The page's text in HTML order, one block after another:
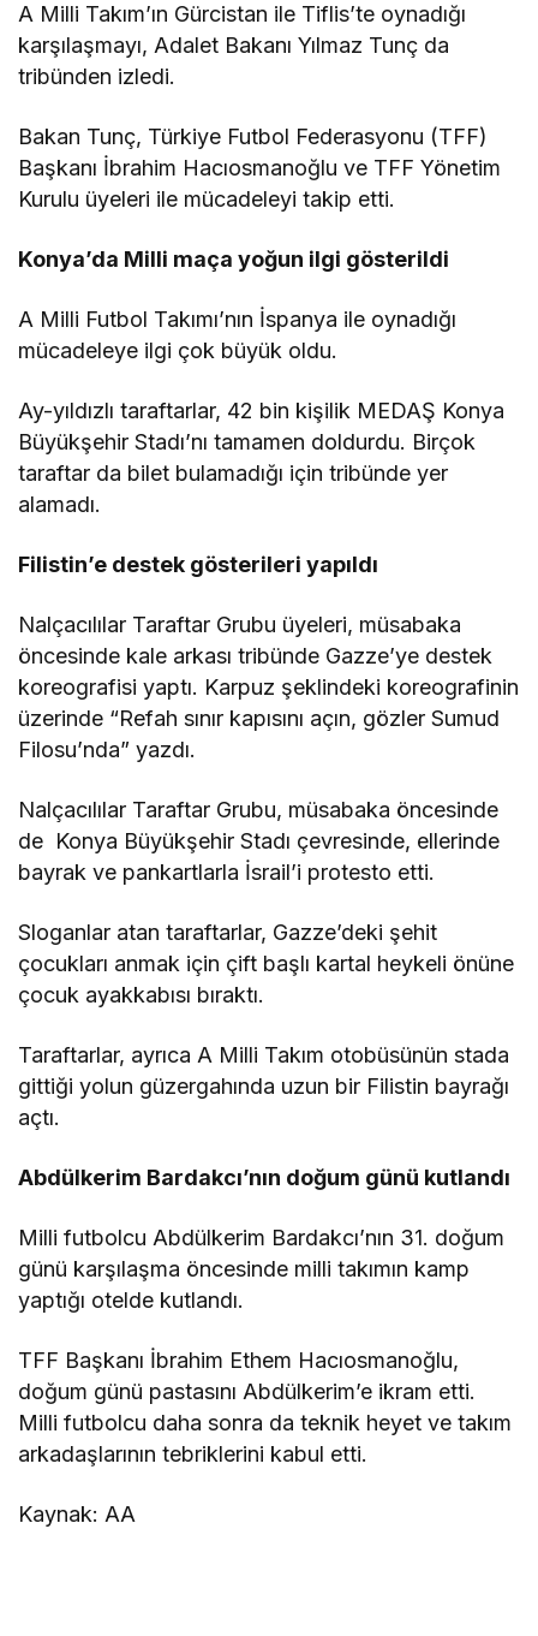
A Milli Takım’ın Gürcistan ile Tiflis’te oynadığı
karşılaşmayı, Adalet Bakanı Yılmaz Tunç da
tribünden izledi.
Bakan Tunç, Türkiye Futbol Federasyonu (TFF)
Başkanı İbrahim Hacıosmanoğlu ve TFF Yönetim
Kurulu üyeleri ile mücadeleyi takip etti.
Konya’da Milli maça yoğun ilgi gösterildi
A Milli Futbol Takımı’nın İspanya ile oynadığı
mücadeleye ilgi çok büyük oldu.
Ay-yıldızlı taraftarlar, 42 bin kişilik MEDAŞ Konya
Büyükşehir Stadı’nı tamamen doldurdu. Birçok
taraftar da bilet bulamadığı için tribünde yer
alamadı.
Filistin’e destek gösterileri yapıldı
Nalçacılılar Taraftar Grubu üyeleri, müsabaka
öncesinde kale arkası tribünde Gazze’ye destek
koreografisi yaptı. Karpuz şeklindeki koreografinin
üzerinde “Refah sınır kapısını açın, gözler Sumud
Filosu’nda” yazdı.
Nalçacılılar Taraftar Grubu, müsabaka öncesinde
de Konya Büyükşehir Stadı çevresinde, ellerinde
bayrak ve pankartlarla İsrail’i protesto etti.
Sloganlar atan taraftarlar, Gazze’deki şehit
çocukları anmak için çift başlı kartal heykeli önüne
çocuk ayakkabısı bıraktı.
Taraftarlar, ayrıca A Milli Takım otobüsünün stada
gittiği yolun güzergahında uzun bir Filistin bayrağı
açtı.
Abdülkerim Bardakcı’nın doğum günü kutlandı
Milli futbolcu Abdülkerim Bardakcı’nın 31. doğum
günü karşılaşma öncesinde milli takımın kamp
yaptığı otelde kutlandı.
TFF Başkanı İbrahim Ethem Hacıosmanoğlu,
doğum günü pastasını Abdülkerim’e ikram etti.
Milli futbolcu daha sonra da teknik heyet ve takım
arkadaşlarının tebriklerini kabul etti.
Kaynak: AA